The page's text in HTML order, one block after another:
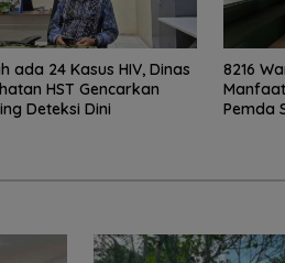
ada 24 Kasus HIV, Dinas
HST Gencarkan
Deteksi Dini
8216
Pemda